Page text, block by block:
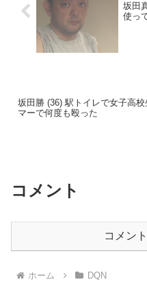
坂田
使っ
坂田勝 (36) 駅トイレで女子高校
マーで何度も殴った
コメント
コメン
ホーム DQN